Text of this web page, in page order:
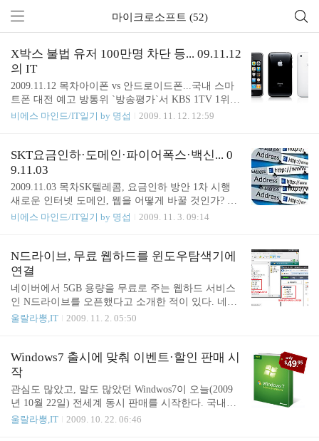
마이크로소프트 (52)
X박스 불법 유저 100만명 차단 등... 09.11.12
의 IT
2009.11.12 목차아이폰 vs 안드로이드폰...국내 스마
트폰 대전 예고 방통위 `방송평가`서 KBS 1TV 1위 K
ISA "내년 홈피 100만개 악성코드 은닉 점검" 영화
100만명 차단 MS 오피스 2010 공개베타, 다음주 출
시될 듯 아이폰 vs 안드로이드폰...국내 스마트폰 대
전 예고 - [위로] 이투데이 기사보기국내 핸드폰 제조
사 및 이통사는 내년 전반기에 안드로이드폰 출시를
목표로 준비하고 있다. KT에서 곧 아이폰을 출시한
다고 하는데 정말 출시를 하는 것인지.. 아이폰의 췰
것 같고, 그에 비해 안드로이드폰은 기대감 만땅이
다. 또..
비에스 마인드/IT일기 by 명섭 2009. 11. 12. 12:59
SKT요금인하·도메인·파이어폭스·백신... 0
9.11.03
2009.11.03 목차SK텔레콤, 요금인하 방안 1차 시행
새로운 인터넷 도메인, 웹을 어떻게 바꿀 것인가? 모
질라, 파이어폭스 3.6 베타 공개 구글, IT업계 인수합
SW 저가경쟁 확산 SK텔레콤, 요금인하 방안 1차 시
행 - [위로] K모바일 기사보기 드디어 SK텔레콤이 요
금인하 효과가 큰 신규요금제 7개를 내놓았다. 눈에
띄는 것이 데이터 요금제 부분이다. 나도 얼마전에
월 1만원짜리 데이터요금제를 사용하다 해지했다.
월 이용 용량이 무려 15MB-_-;; 15MB를 어디다 쓰라
금제는 어떨지... 그리고, KT가 치고 나가서 그런지
WCD..
비에스 마인드/IT일기 by 명섭 2009. 11. 3. 09:14
N드라이브, 무료 웹하드를 윈도우탐색기에
연결
네이버에서 5GB 용량을 무료로 주는 웹하드 서비스
인 N드라이브를 오픈했다고 소개한 적이 있다. 네이
버 N드라이브는 포토앨범과 같이 개인화 부문(PIM
이브도 있기는 하지만 속도가 너무 느려 사용하기가
불편한 반면, N드라이브는 용량에서는 스카이드라이
브에 뒤지지만 속도가 괜찮아서 쓸만하다고 생각했
다. 하지만, 웹 기반 서비스다보니 자주 들어가지지
는 않았다. 며칠전 또 하나의 아주 신선한 소식을 접
했다. N드라이브를 실제로 윈도우 탐색기의 N: 드라
울랄라뽕,IT 2009. 11. 2. 05:50
Windows7 출시에 맞춰 이벤트·할인 판매 시
작
관심도 많았고, 말도 많았던 Windwos7이 오늘(2009
년 10월 22일) 전세계 동시 판매를 시작한다. 국내에
서는 Windwos7 런칭파티(멜론 악스)를 시작으로 판
울랄라뽕,IT 2009. 10. 22. 06:46